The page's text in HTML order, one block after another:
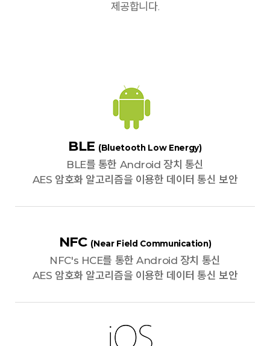
제공합니다.
BLE (Bluetooth Low Energy)
BLE를 통한 Android 장치 통신
AES 암호화 알고리즘을 이용한 데이터 통신 보안
NFC (Near Field Communication)
NFC's HCE를 통한 Android 장치 통신
AES 암호화 알고리즘을 이용한 데이터 통신 보안